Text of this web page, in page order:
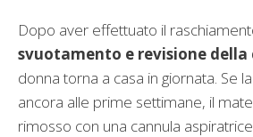
Dopo aver effettuato il
svuotamento e revisione
donna torna a casa in giornata. Se
ancora alle prime settimane, il
rimosso con una cannula